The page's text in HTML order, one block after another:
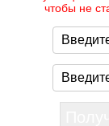
чтобы не